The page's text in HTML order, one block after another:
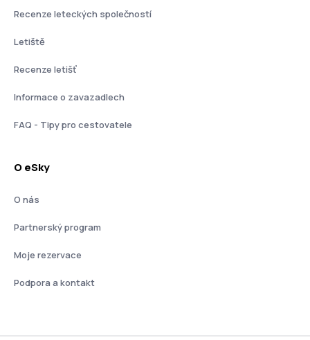
Recenze leteckých společností
Letiště
Recenze letišť
Informace o zavazadlech
FAQ - Tipy pro cestovatele
O eSky
O nás
Partnerský program
Moje rezervace
Podpora a kontakt